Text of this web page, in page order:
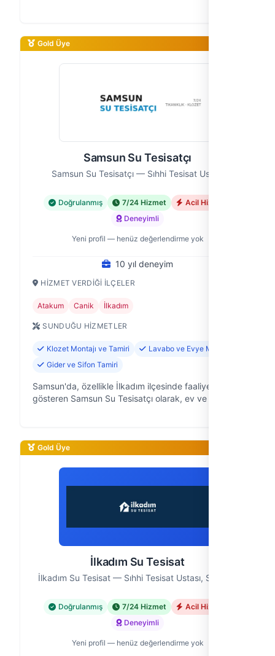
Gold Üye
Samsun Su Tesisatçı
Samsun Su Tesisatçı — Sıhhi Tesisat Ustası
Doğrulanmış 7/24 Hizmet
Acil Hizmet
Deneyimli
Yeni profil — henüz değerlendirme yok
10 yıl deneyim
HIZMET VERDIĞI İLÇELER
Atakum Canik İlkadım
SUNDUĞU HIZMETLER
Klozet Montajı ve Tamiri
Lavabo ve Evye Montajı
Gider ve Sifon Tamiri
Samsun'da, özellikle İlkadım ilçesinde faaliyet
gösteren Samsun Su Tesisatçı olarak, ev ve iş
Gold Üye
İlkadım Su Tesisat
İlkadım Su Tesisat — Sıhhi Tesisat Ustası, Samsun
Doğrulanmış 7/24 Hizmet
Acil Hizmet
Deneyimli
Yeni profil — henüz değerlendirme yok